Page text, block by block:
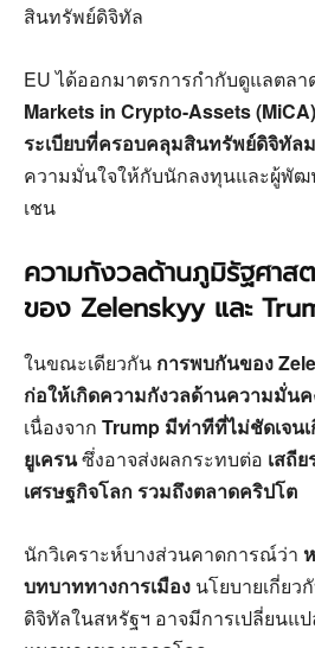
สินทรัพย์ดิจิทัล
EU ได้ออกมาตรการกำกับดูแลตล
Markets in Crypto-Assets (MiCA)
ระเบียบที่ครอบคลุมสินทรัพย์ดิจิทัล
ความมั่นใจให้กับนักลงทุนและผู้พั
เชน
ความกังวลด้านภูมิรัฐศาส
ของ Zelenskyy และ
ในขณะเดียวกัน การพบกันของ
ก่อให้เกิดความกังวลด้านความมั่น
เนื่องจาก Trump มีท่าทีที่ไม่ชัดเจน
ยูเครนซึ่งอาจส่งผลกระทบต่อ เสถี
เศรษฐกิจโลก รวมถึงตลาดคริปโต
นักวิเคราะห์บางส่วนคาดการณ์ว่า
บทบาททางการเมือง นโยบายเกี่ย
ดิจิทัลในสหรัฐฯ อาจมีการเปลี่ยนแ